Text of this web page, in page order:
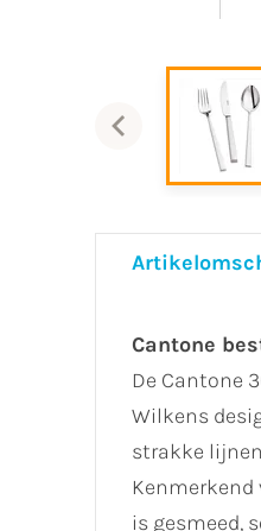
Cantone
De Cantone
Wilkens
strakke
is gesmeed,